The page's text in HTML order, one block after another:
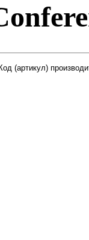
Код (артикул)